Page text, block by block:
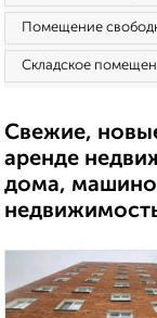
Помещение
Складское
Свежие,
аренде
дома,